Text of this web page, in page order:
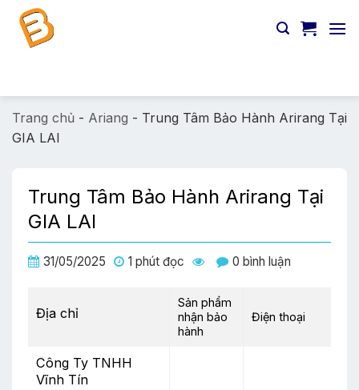
Chuyển
đến
Trang chủ - Ariang - Trung Tâm Bảo Hành Arirang Tại
GIA LAI
Trung Tâm Bảo Hành Arirang Tại
GIA LAI
31/05/2025 1 phút đọc 0 bình luận
Địa chỉ
Sản phẩm
nhận bảo
hành
Điện thoại
Công Ty TNHH
Vĩnh Tín